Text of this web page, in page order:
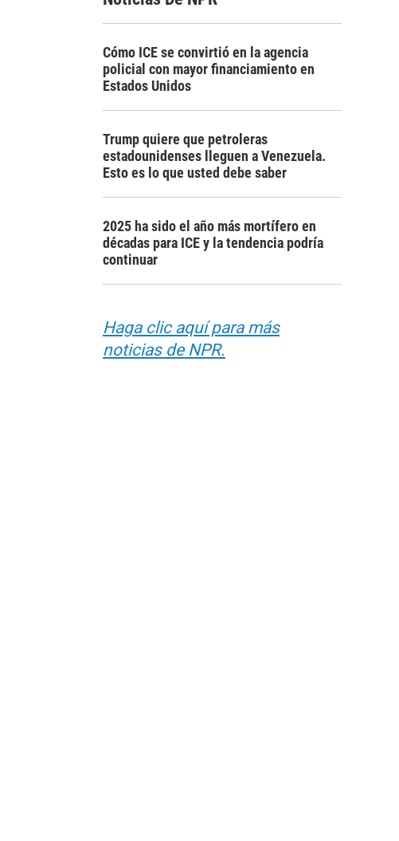
Cómo ICE se convirtió en la agencia
policial con mayor financiamiento en
Estados Unidos
Trump quiere que petroleras
estadounidenses lleguen a Venezuela.
Esto es lo que usted debe saber
2025 ha sido el año más mortífero en
décadas para ICE y la tendencia podría
continuar
Haga clic aquí para más
noticias de NPR.